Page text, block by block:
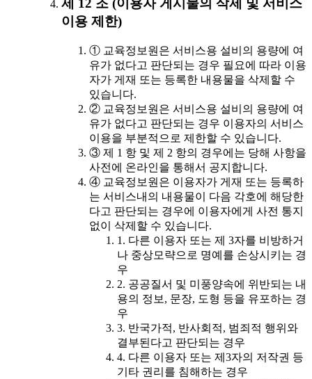
제 12 조 (이용자 게시물의 삭제 및 서비스
이용 제한)
① 교육정보원은 서비스용 설비의 용량에 여
유가 없다고 판단되는 경우 필요에 따라 이용
자가 게재 또는 등록한 내용물을 삭제할 수
있습니다.
② 교육정보원은 서비스용 설비의 용량에 여
유가 없다고 판단되는 경우 이용자의 서비스
이용을 부분적으로 제한할 수 있습니다.
③ 제 1 항 및 제 2 항의 경우에는 당해 사항을
사전에 온라인을 통해서 공지합니다.
④ 교육정보원은 이용자가 게재 또는 등록하
는 서비스내의 내용물이 다음 각호에 해당한
다고 판단되는 경우에 이용자에게 사전 통지
없이 삭제할 수 있습니다.
1. 다른 이용자 또는 제 3자를 비방하거
나 중상모략으로 명예를 손상시키는 경
우
2. 공공질서 및 미풍양속에 위반되는 내
용의 정보, 문장, 도형 등을 유포하는 경
우
3. 반국가적, 반사회적, 범죄적 행위와
결부된다고 판단되는 경우
4. 다른 이용자 또는 제3자의 저작권 등
기타 권리를 침해하는 경우